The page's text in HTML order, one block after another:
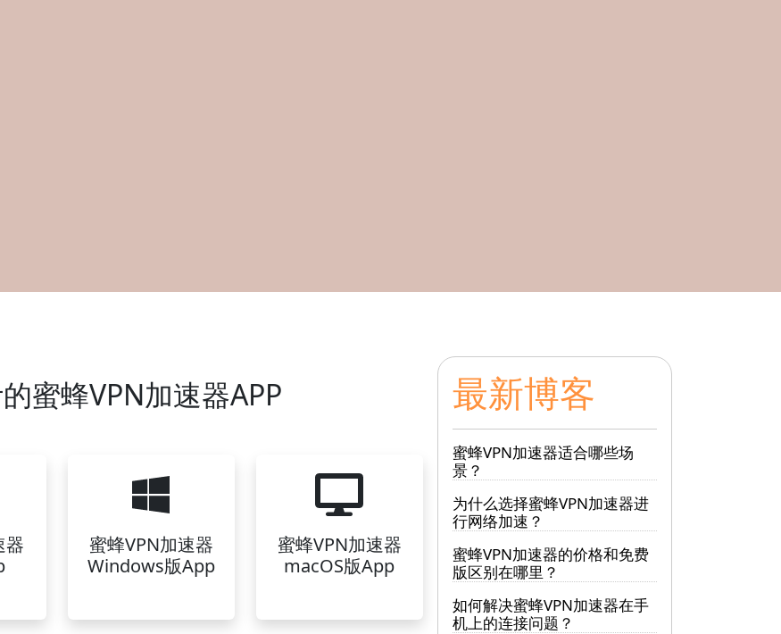
蜜蜂VPN加速器APP
器
蜜蜂VPN加速器
Windows版App
蜜蜂VPN加速器
macOS版App
最新博客
蜜蜂VPN加速器适合哪些场
景？
为什么选择蜜蜂VPN加速器进
行网络加速？
蜜蜂VPN加速器的价格和免费
版区别在哪里？
如何解决蜜蜂VPN加速器在手
机上的连接问题？